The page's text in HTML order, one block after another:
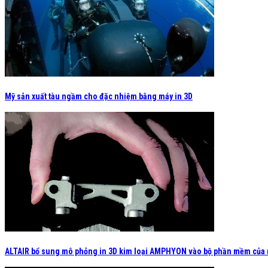
Mỹ sản xuất tàu ngầm cho đặc nhiệm bằng máy in 3D
ALTAIR bổ sung mô phỏng in 3D kim loại AMPHYON vào bộ phần mềm của